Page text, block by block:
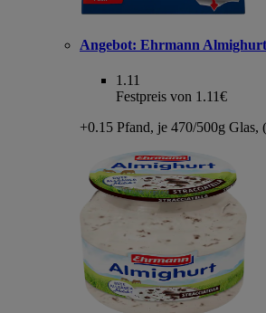
Angebot: Ehrmann Almighurt
1.11
Festpreis von 1.11€
+0.15 Pfand, je 470/500g Glas,